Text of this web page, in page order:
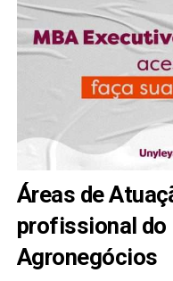
Áreas de
profissional do
Agronegócios